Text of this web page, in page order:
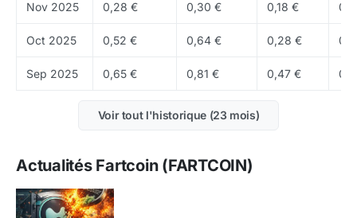
Nov 2025 0,28 € 0,30 € 0,18 €
Oct 2025 0,52 € 0,64 € 0,28 €
Sep 2025 0,65 € 0,81 € 0,47 €
Voir tout l'historique (23 mois)
Actualités Fartcoin (FARTCOIN)